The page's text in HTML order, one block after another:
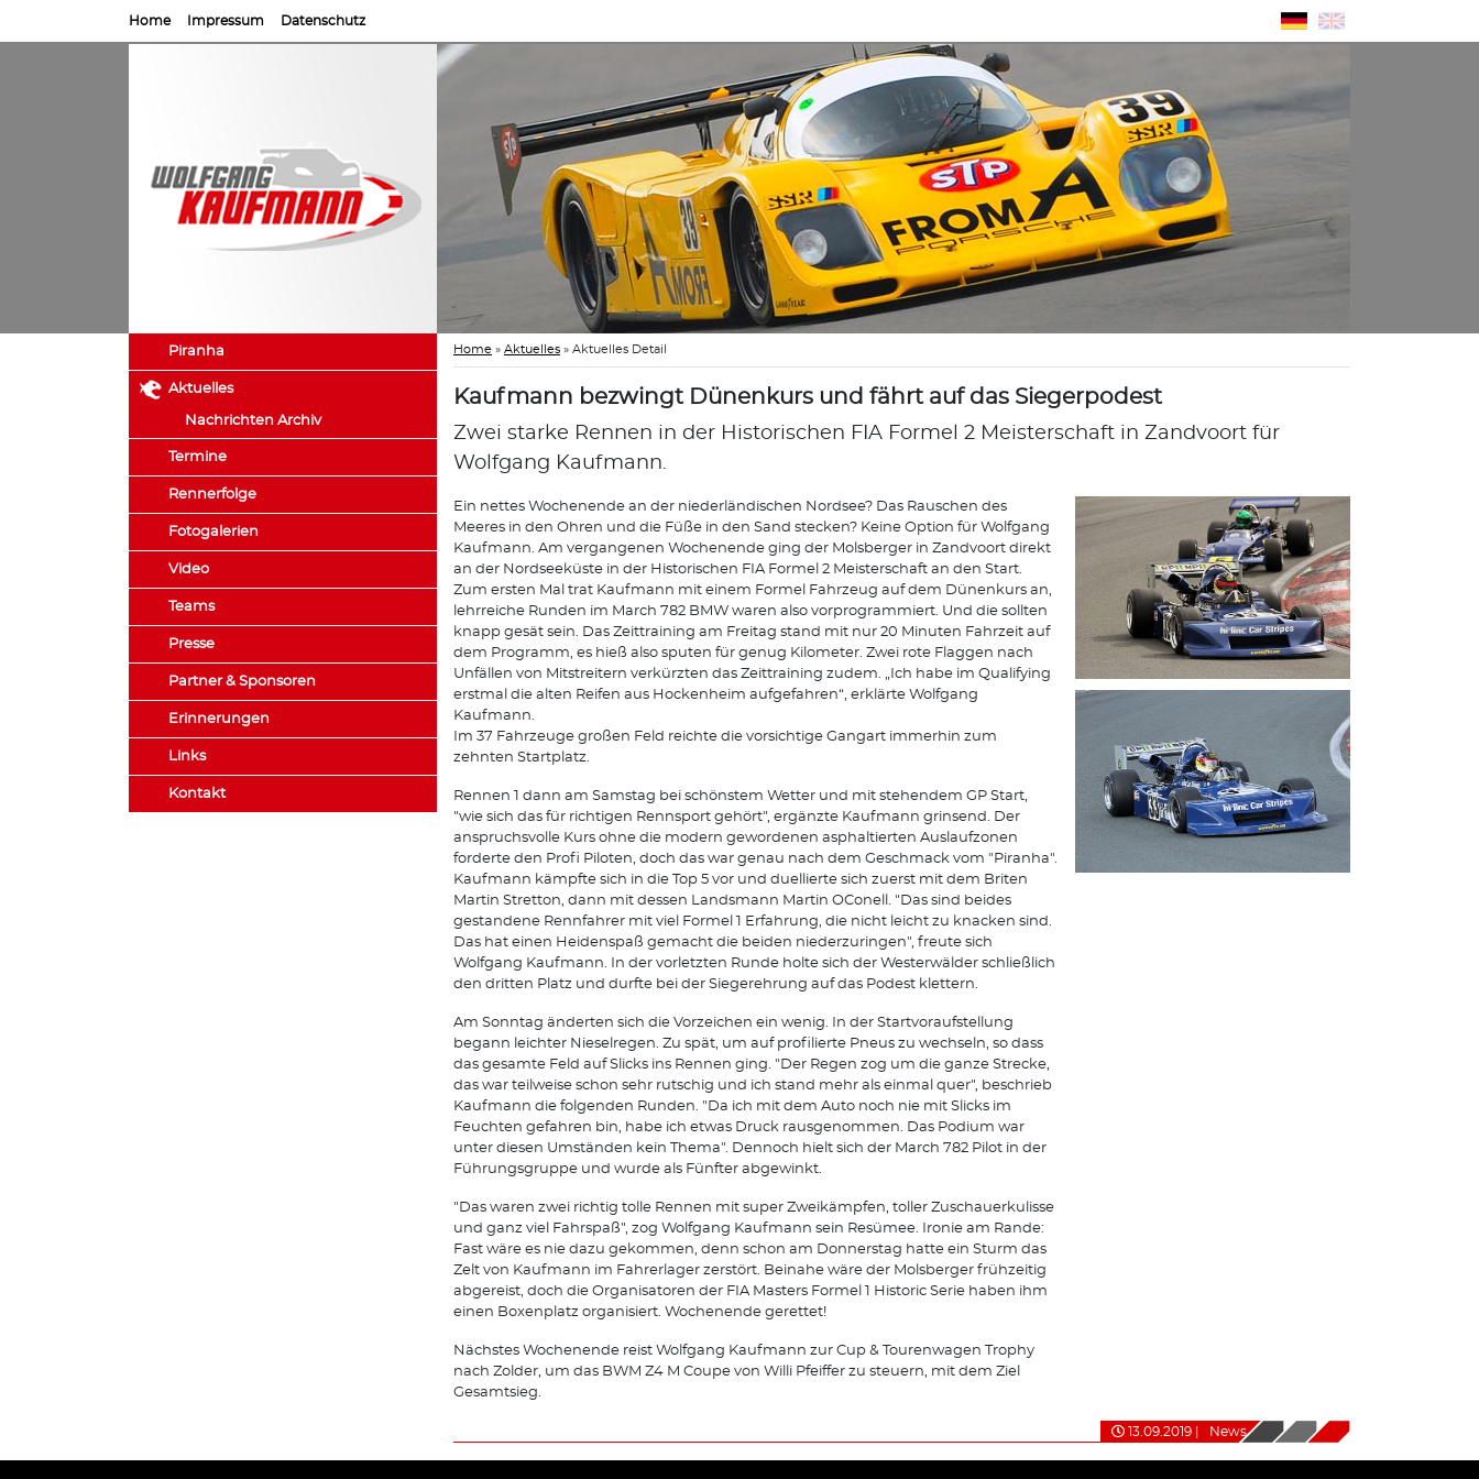
Home Impressum Datenschutz
Piranha
Aktuelles
Nachrichten Archiv
Termine
Rennerfolge
Fotogalerien
Video
Teams
Presse
Partner & Sponsoren
Erinnerungen
Links
Kontakt
Home » Aktuelles » Aktuelles Detail
Kaufmann bezwingt Dünenkurs und fährt auf das Siegerpodest
Zwei starke Rennen in der Historischen FIA Formel 2 Meisterschaft in Zandvoort für
Wolfgang Kaufmann.
Ein nettes Wochenende an der niederländischen Nordsee? Das Rauschen des
Meeres in den Ohren und die Füße in den Sand stecken? Keine Option für Wolfgang
Kaufmann. Am vergangenen Wochenende ging der Molsberger in Zandvoort direkt
an der Nordseeküste in der Historischen FIA Formel 2 Meisterschaft an den Start.
Zum ersten Mal trat Kaufmann mit einem Formel Fahrzeug auf dem Dünenkurs an,
lehrreiche Runden im March 782 BMW waren also vorprogrammiert. Und die sollten
knapp gesät sein. Das Zeittraining am Freitag stand mit nur 20 Minuten Fahrzeit auf
dem Programm, es hieß also sputen für genug Kilometer. Zwei rote Flaggen nach
Unfällen von Mitstreitern verkürzten das Zeittraining zudem. „Ich habe im Qualifying
erstmal die alten Reifen aus Hockenheim aufgefahren“, erklärte Wolfgang
Kaufmann.
Im 37 Fahrzeuge großen Feld reichte die vorsichtige Gangart immerhin zum
zehnten Startplatz.
Rennen 1 dann am Samstag bei schönstem Wetter und mit stehendem GP Start,
"wie sich das für richtigen Rennsport gehört", ergänzte Kaufmann grinsend. Der
anspruchsvolle Kurs ohne die modern gewordenen asphaltierten Auslaufzonen
forderte den Profi Piloten, doch das war genau nach dem Geschmack vom "Piranha".
Kaufmann kämpfte sich in die Top 5 vor und duellierte sich zuerst mit dem Briten
Martin Stretton, dann mit dessen Landsmann Martin O´Conell. "Das sind beides
gestandene Rennfahrer mit viel Formel 1 Erfahrung, die nicht leicht zu knacken sind.
Das hat einen Heidenspaß gemacht die beiden niederzuringen", freute sich
Wolfgang Kaufmann. In der vorletzten Runde holte sich der Westerwälder schließlich
den dritten Platz und durfte bei der Siegerehrung auf das Podest klettern.
Am Sonntag änderten sich die Vorzeichen ein wenig. In der Startvoraufstellung
begann leichter Nieselregen. Zu spät, um auf profilierte Pneus zu wechseln, so dass
das gesamte Feld auf Slicks ins Rennen ging. "Der Regen zog um die ganze Strecke,
das war teilweise schon sehr rutschig und ich stand mehr als einmal quer", beschrieb
Kaufmann die folgenden Runden. "Da ich mit dem Auto noch nie mit Slicks im
Feuchten gefahren bin, habe ich etwas Druck rausgenommen. Das Podium war
unter diesen Umständen kein Thema". Dennoch hielt sich der March 782 Pilot in der
Führungsgruppe und wurde als Fünfter abgewinkt.
"Das waren zwei richtig tolle Rennen mit super Zweikämpfen, toller Zuschauerkulisse
und ganz viel Fahrspaß", zog Wolfgang Kaufmann sein Resümee. Ironie am Rande:
Fast wäre es nie dazu gekommen, denn schon am Donnerstag hatte ein Sturm das
Zelt von Kaufmann im Fahrerlager zerstört. Beinahe wäre der Molsberger frühzeitig
abgereist, doch die Organisatoren der FIA Masters Formel 1 Historic Serie haben ihm
einen Boxenplatz organisiert. Wochenende gerettet!
Nächstes Wochenende reist Wolfgang Kaufmann zur Cup & Tourenwagen Trophy
nach Zolder, um das BWM Z4 M Coupe von Willi Pfeiffer zu steuern, mit dem Ziel
Gesamtsieg.
13.09.2019 News